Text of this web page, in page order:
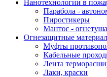
Нанотехнологии в
Парабола -
Пиростикеры
Мантос -
Огнезащитные
Муфты
Кабельные
Лента
Лаки, краски